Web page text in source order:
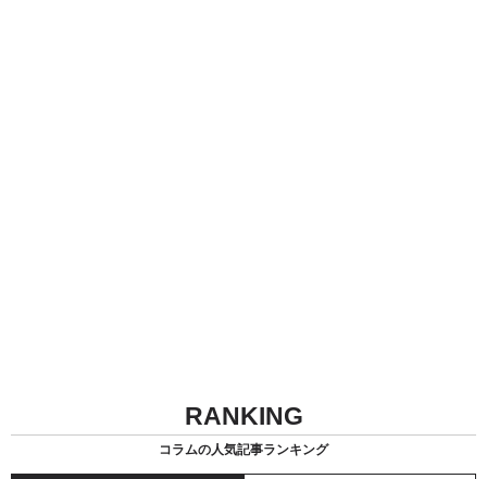
RANKING
コラムの人気記事ランキング